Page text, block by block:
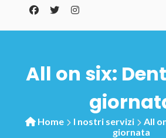
All on six:
Home I nostri servizi
All
giornata